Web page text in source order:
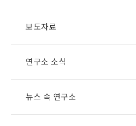
보도자료
연구소 소식
뉴스 속 연구소